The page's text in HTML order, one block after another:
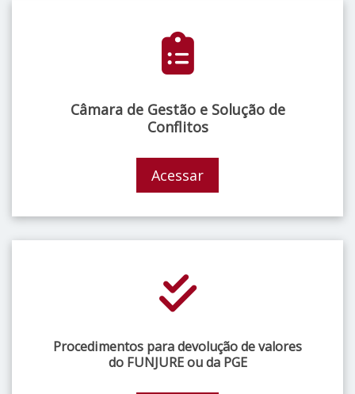
Câmara de Gestão e Solução de
Conflitos
Acessar
Procedimentos para devolução de valores
do FUNJURE ou da PGE